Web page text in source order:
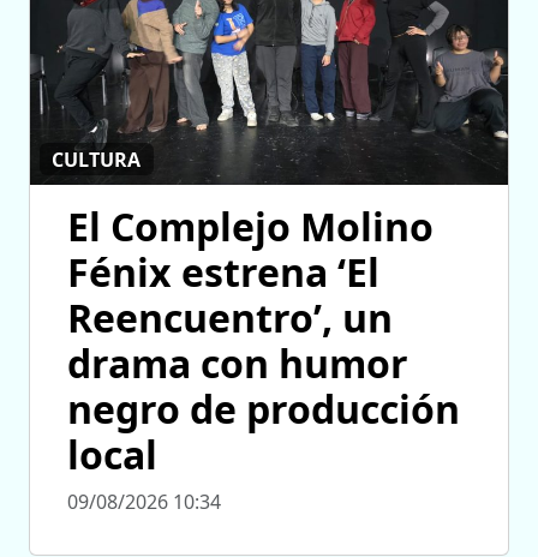
CULTURA
El Complejo Molino
Fénix estrena ‘El
Reencuentro’, un
drama con humor
negro de producción
local
09/08/2026 10:34